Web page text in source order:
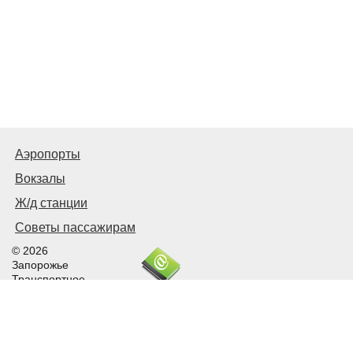
Аэропорты
Вокзалы
Ж/д станции
Советы пассажирам
© 2026
Запорожье
Транспортное
Связаться с нами